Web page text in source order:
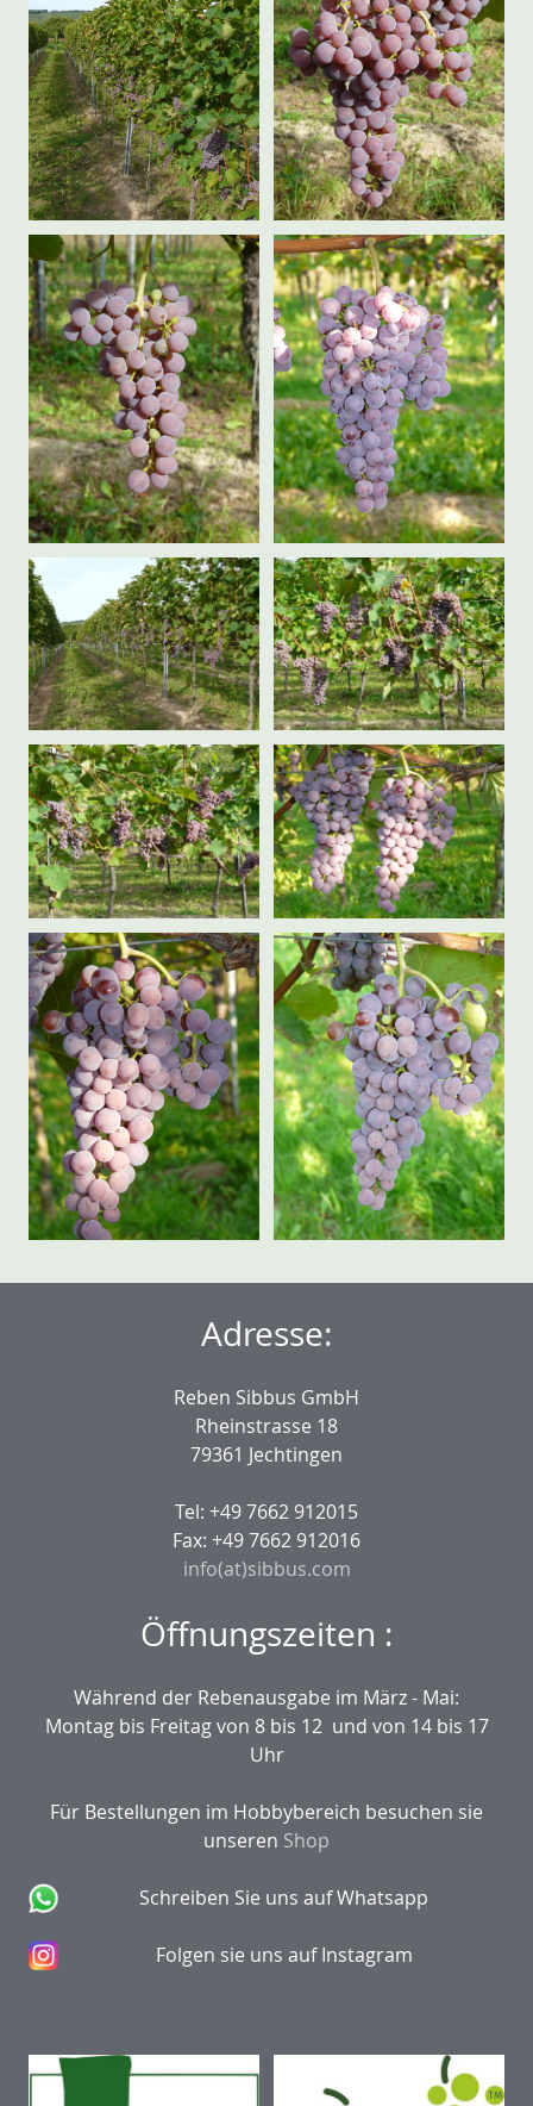
Adresse:
Reben Sibbus GmbH
Rheinstrasse 18
79361 Jechtingen
Tel: +49 7662 912015
Fax: +49 7662 912016
info(at)sibbus.com
Öffnungszeiten :
Während der Rebenausgabe im März - Mai:
Montag bis Freitag von 8 bis 12 und von 14 bis 17
Uhr
Für Bestellungen im Hobbybereich besuchen sie
unseren Shop
Schreiben Sie uns auf Whatsapp
Folgen sie uns auf Instagram